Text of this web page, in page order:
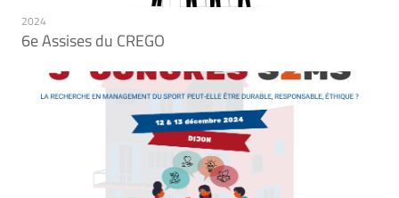
2024
6e Assises du CREGO